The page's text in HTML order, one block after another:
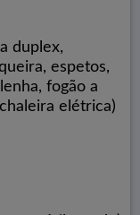
duplex,
espetos,
fogão a
elétrica)